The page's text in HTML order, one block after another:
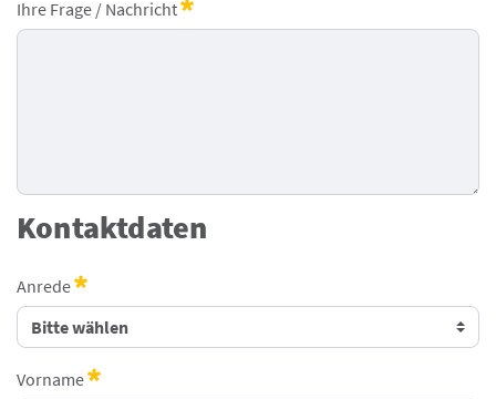
Ihre Frage / Nachricht
Erforderlich
Kontaktdaten
Anrede
Erforderlich
Vorname